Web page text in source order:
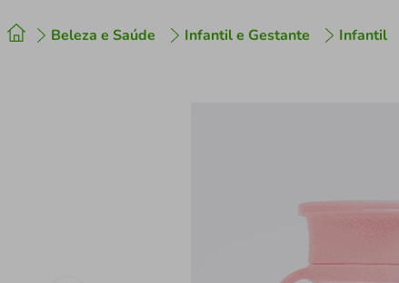
Beleza e Saúde Infantil e Gestante Infantil
2º cafeteira